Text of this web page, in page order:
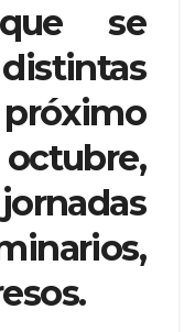
se